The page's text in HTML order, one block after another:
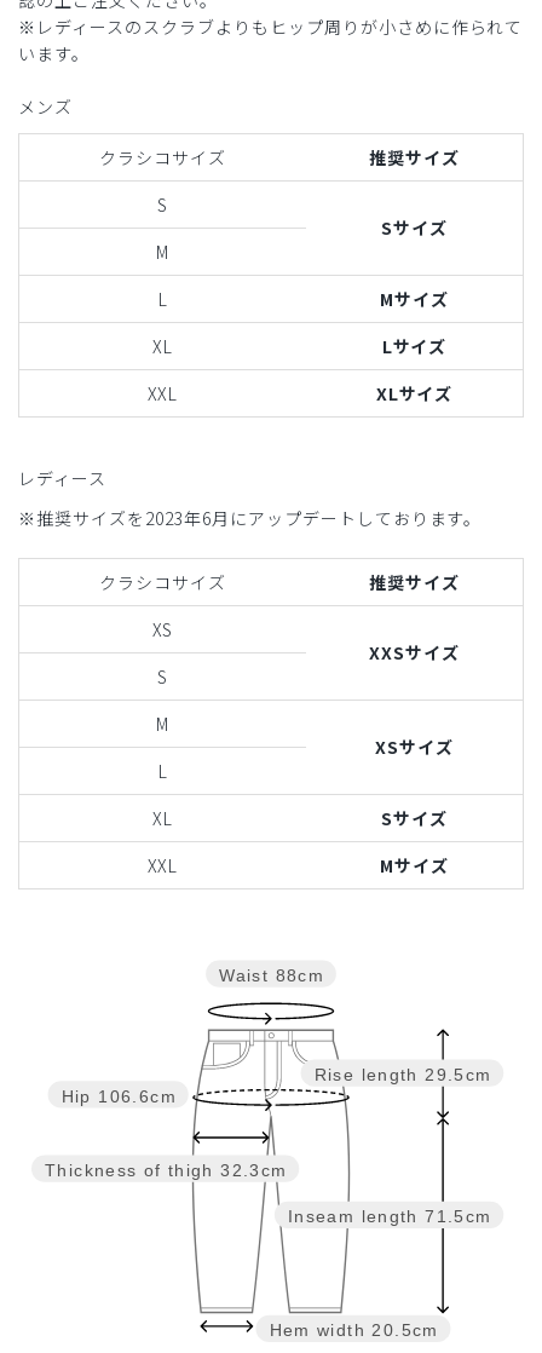
※レディースのスクラブよりもヒップ周りが小さめに作られて
います。
メンズ
クラシコサイズ
推奨サイズ
S
Sサイズ
M
L
Mサイズ
XL
Lサイズ
XXL
XLサイズ
レディース
※推奨サイズを2023年6月にアップデートしております。
クラシコサイズ
推奨サイズ
XS
XXSサイズ
S
M
XSサイズ
L
XL
Sサイズ
XXL
Mサイズ
Inseam length 71.5cm
Rise length 29.5cm
Hem width 20.5cm
Thickness of thigh 32.3cm
Hip 106.6cm
Waist 88cm